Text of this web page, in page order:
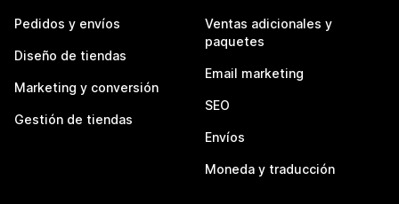
Pedidos y envíos
Diseño de tiendas
Marketing y conversión
Gestión de tiendas
Ventas adicionales y
paquetes
Email marketing
SEO
Envíos
Moneda y traducción